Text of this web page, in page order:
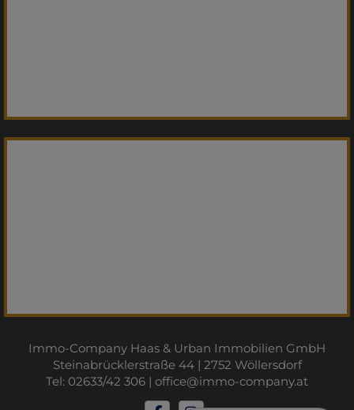
Immo-Company Haas & Urban Immobilien GmbH
Steinabrücklerstraße 44 | 2752 Wöllersdorf
Tel: 02633/42 306 | office@immo-company.at